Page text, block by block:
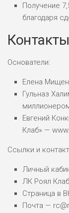
Получение
благодаря
Контакты
Основатели:
Елена
Гульназ
Евгений
Клаб» —
Ссылки и
Личный
ЛК Роял
Страница в
Почта —